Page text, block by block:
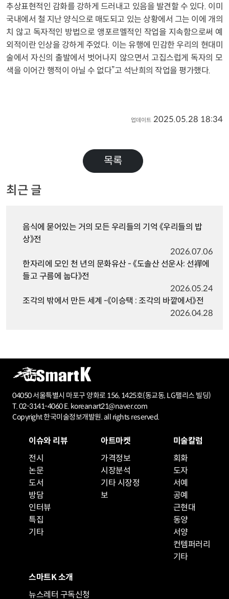
추상표현적인 감화를 강하게 드러내고 있음을 발견할 수 있다. 이미
국내에서 철 지난 양식으로 매도되고 있는 상황에서 그는 이에 개의
치 않고 독자적인 방법으로 앵포르멜적인 작업을 지속함으로써 예
외적이란 인상을 강하게 주었다. 이는 유행에 민감한 우리의 현대미
술에서 자신의 출발에서 벗어나지 않으면서 고집스럽게 독자의 모
색을 이어간 행적이 아닐 수 없다”고 석난희의 작업을 평가했다.
업데이트 2025.05.28 18:34
목록
최근 글
음식에 묻어있는 거의 모든 우리들의 기억 《우리들의 밥
상》전
2026.07.06
한자리에 모인 천 년의 문화유산 - 《도솔산 선운사: 선禪에
들고 구름에 눕다》전
2026.05.24
조각의 밖에서 만든 세계 -《이승택 : 조각의 바깥에서》전
2026.04.28
04050 서울특별시 마포구 양화로 156, 1425호(동교동, LG팰리스 빌딩)
T. 02-3141-4060 E. koreanart21@naver.com
Copyright 한국미술정보개발원. all rights reserved.
이슈와 리뷰
전시
논문
도서
방담
인터뷰
특집
기타
아트마켓
가격정보
시장분석
기타 시장정
보
미술칼럼
회화
도자
서예
공예
근현대
동양
서양
컨템퍼러리
기타
스마트K 소개
뉴스레터 구독신청